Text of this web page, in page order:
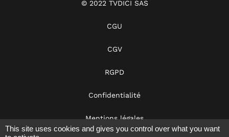
© 2022 TVDICI SAS
CGU
CGV
RGPD
Confidentialité
Mentions légales
This site uses cookies and gives you control over what you want